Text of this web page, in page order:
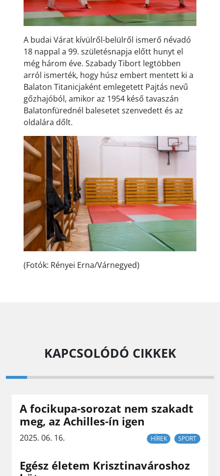
A budai Várat kívülről-belülről ismerő névadó
18 nappal a 99. születésnapja előtt hunyt el
még három éve. Szabady Tibort legtöbben
arról ismerték, hogy húsz embert mentett ki a
Balaton Titanicjaként emlegetett Pajtás nevű
gőzhajóból, amikor az 1954 késő tavaszán
Balatonfürednél balesetet szenvedett és az
oldalára dőlt.
(Fotók: Rényei Erna/Várnegyed)
KAPCSOLÓDÓ CIKKEK
A focikupa-sorozat nem szakadt
meg, az Achilles-ín igen
2025. 06. 16. HÍREK SPORT
Egész életem Krisztinavároshoz